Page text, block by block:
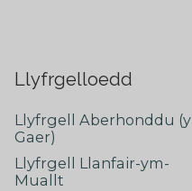
Llyfrgelloedd
Llyfrgell Aberhonddu (y
Gaer)
Llyfrgell Llanfair-ym-
Muallt